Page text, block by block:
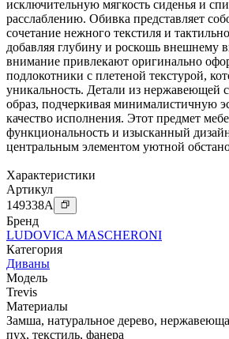
исключительную мягкость сиденья и
расслаблению. Обивка представляет
сочетание нежного текстиля и
добавляя глубину и роскошь внешнему
внимание привлекают оригинально
подлокотники с плетеной текстурой,
уникальность. Детали из нержавеющей
образ, подчеркивая минималистичную
качество исполнения. Этот предмет
функциональность и изысканный
центральным элементом уютной
Характеристики
Артикул
149338A
Бренд
LUDOVICA MASCHERONI
Категория
Диваны
Модель
Trevis
Материалы
Замша, натуральное дерево,
пух, текстиль, фанера